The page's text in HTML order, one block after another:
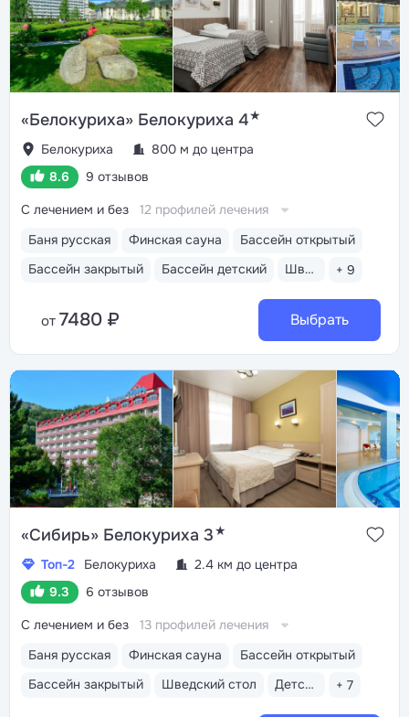
«Белокуриха» Белокуриха 4★
Белокуриха
800 м до центра
8.6
9 отзывов
Баня русская Финская сауна
Бассейн открытый
Бассейн закрытый
Бассейн детский Шведский стол + 9
С лечением и без 12 профилей лечения
от 7480 ₽ Выбрать
«Сибирь» Белокуриха 3★
Топ-2 Белокуриха
2.4 км до центра
9.3
6 отзывов
Баня русская Финская сауна
Бассейн открытый
Бассейн закрытый
Шведский стол Детская комната + 7
С лечением и без 13 профилей лечения